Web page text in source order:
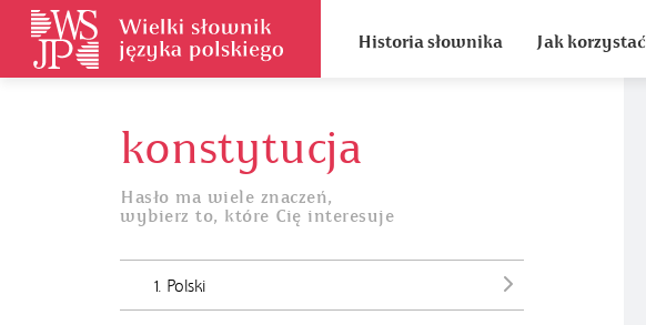
Historia słownika Jak korzystać
konstytucja
Hasło ma wiele znaczeń,
wybierz to, które Cię interesuje
1. Polski